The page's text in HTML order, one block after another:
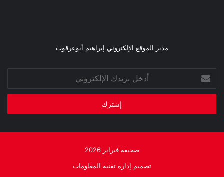
مدير الموقع الإلكتروني إبراهيم أبوعرقوب
بريدك
الإلكتروني
صحيفة فبراير 2026
تصميم إدارة تقنية المعلومات